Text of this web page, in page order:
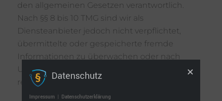
den allgemeinen Gesetzen verantwortlich.
Nach §§ 8 bis 10 TMG sind wir als
Diensteanbieter jedoch nicht verpflichtet,
übermittelte oder gespeicherte fremde
Informationen zu überwachen oder nach
Umständen zu forschen, die auf eine
rechtswidrige Tätigkeit hinweisen.
Datenschutz
Impressum | Datenschutzerklärung